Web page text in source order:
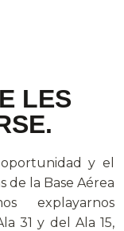
LES
y el
de la Base Aérea
explayarnos
31 y del Ala 15,